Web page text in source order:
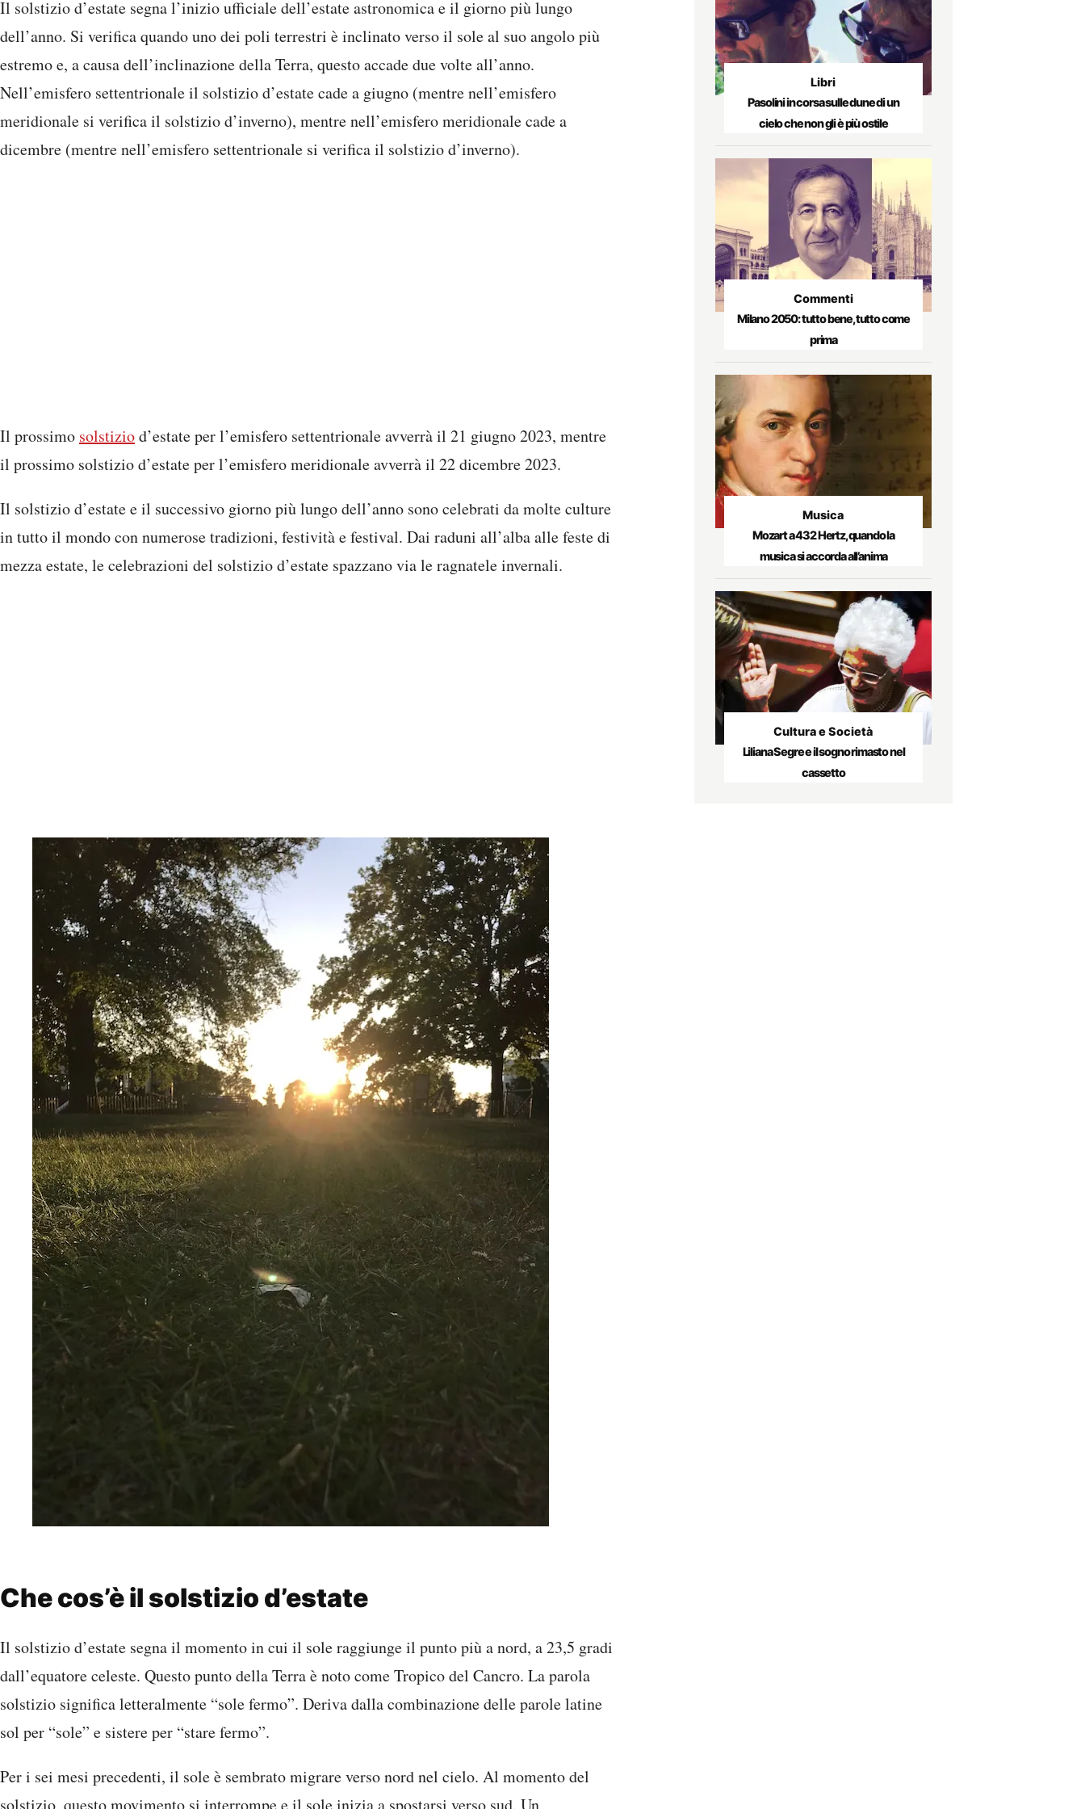
Il solstizio d’estate segna l’inizio ufficiale dell’estate astronomica e il giorno più lungo
dell’anno. Si verifica quando uno dei poli terrestri è inclinato verso il sole al suo angolo più
estremo e, a causa dell’inclinazione della Terra, questo accade due volte all’anno.
Nell’emisfero settentrionale il solstizio d’estate cade a giugno (mentre nell’emisfero
meridionale si verifica il solstizio d’inverno), mentre nell’emisfero meridionale cade a
dicembre (mentre nell’emisfero settentrionale si verifica il solstizio d’inverno).
Il prossimo solstiziod’estate per l’emisfero settentrionale avverrà il 21 giugno 2023, mentre
il prossimo solstizio d’estate per l’emisfero meridionale avverrà il 22 dicembre 2023.
Il solstizio d’estate e il successivo giorno più lungo dell’anno sono celebrati da molte culture
in tutto il mondo con numerose tradizioni, festività e festival. Dai raduni all’alba alle feste di
mezza estate, le celebrazioni del solstizio d’estate spazzano via le ragnatele invernali.
Che cos’è il solstizio d’estate
Il solstizio d’estate segna il momento in cui il sole raggiunge il punto più a nord, a 23,5 gradi
dall’equatore celeste. Questo punto della Terra è noto come Tropico del Cancro. La parola
solstizio significa letteralmente “sole fermo”. Deriva dalla combinazione delle parole latine
sol per “sole” e sistere per “stare fermo”.
Per i sei mesi precedenti, il sole è sembrato migrare verso nord nel cielo. Al momento del
Libri
Pasolini in corsa sulle dune di un
cielo che non gli è più ostile
Commenti
Milano 2050: tutto bene, tutto come
prima
Musica
Mozart a 432 Hertz, quando la
musica si accorda all’anima
Cultura e Società
Liliana Segre e il sogno rimasto nel
cassetto